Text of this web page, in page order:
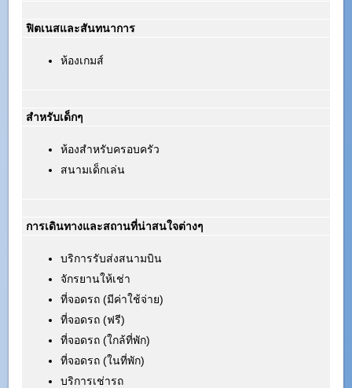
ฟิตเนสและสันทนาการ
ห้องเกมส์
สำหรับเด็กๆ
ห้องสำหรับครอบครัว
สนามเด็กเล่น
การเดินทางและสถานที่น่าสนใจต่างๆ
บริการรับส่งสนามบิน
จักรยานให้เช่า
ที่จอดรถ (มีค่าใช้จ่าย)
ที่จอดรถ (ฟรี)
ที่จอดรถ (ใกล้ที่พัก)
ที่จอดรถ (ในที่พัก)
บริการเช่ารถ